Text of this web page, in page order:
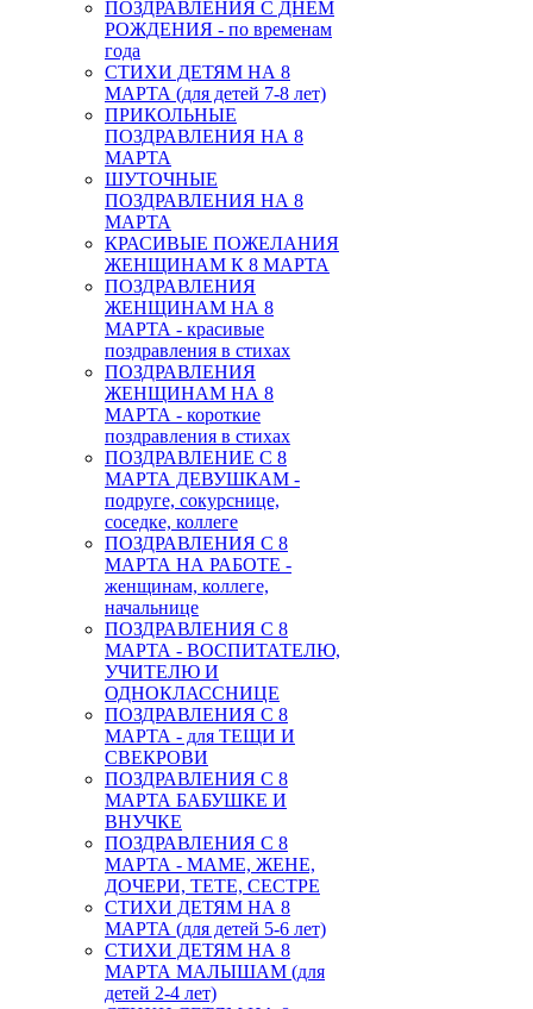
ПОЗДРАВЛЕНИЯ С ДНЕМ
РОЖДЕНИЯ - по временам
года
СТИХИ ДЕТЯМ НА 8
МАРТА (для детей 7-8 лет)
ПРИКОЛЬНЫЕ
ПОЗДРАВЛЕНИЯ НА 8
МАРТА
ШУТОЧНЫЕ
ПОЗДРАВЛЕНИЯ НА 8
МАРТА
КРАСИВЫЕ ПОЖЕЛАНИЯ
ЖЕНЩИНАМ К 8 МАРТА
ПОЗДРАВЛЕНИЯ
ЖЕНЩИНАМ НА 8
МАРТА - красивые
поздравления в стихах
ПОЗДРАВЛЕНИЯ
ЖЕНЩИНАМ НА 8
МАРТА - короткие
поздравления в стихах
ПОЗДРАВЛЕНИЕ С 8
МАРТА ДЕВУШКАМ -
подруге, сокурснице,
соседке, коллеге
ПОЗДРАВЛЕНИЯ С 8
МАРТА НА РАБОТЕ -
женщинам, коллеге,
начальнице
ПОЗДРАВЛЕНИЯ С 8
МАРТА - ВОСПИТАТЕЛЮ,
УЧИТЕЛЮ И
ОДНОКЛАССНИЦЕ
ПОЗДРАВЛЕНИЯ С 8
МАРТА - для ТЕЩИ И
СВЕКРОВИ
ПОЗДРАВЛЕНИЯ С 8
МАРТА БАБУШКЕ И
ВНУЧКЕ
ПОЗДРАВЛЕНИЯ С 8
МАРТА - МАМЕ, ЖЕНЕ,
ДОЧЕРИ, ТЕТЕ, СЕСТРЕ
СТИХИ ДЕТЯМ НА 8
МАРТА (для детей 5-6 лет)
СТИХИ ДЕТЯМ НА 8
МАРТА МАЛЫШАМ (для
детей 2-4 лет)